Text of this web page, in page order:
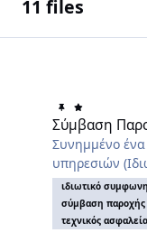
11 files
Σύμβαση
Συνημμένο
υπηρεσιών
Ασφαλείας.
ιδιωτικό
σύμβαση
τεχνικός